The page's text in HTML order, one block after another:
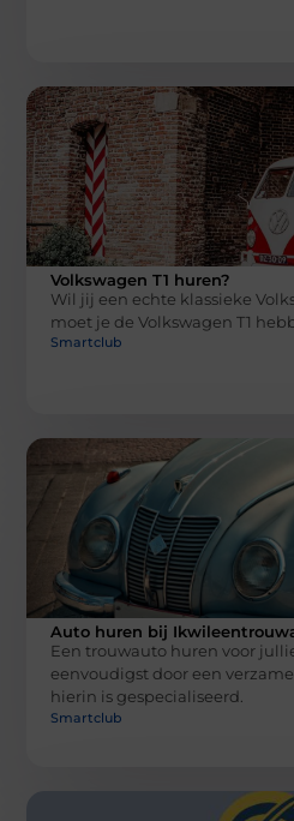
Volkswagen T1 huren?
Wil jij een echte klassieke
moet je de Volkswagen T1
Smartclub
Auto huren bij
Een trouwauto huren voor
eenvoudigst door een
hierin is gespecialiseerd.
Smartclub